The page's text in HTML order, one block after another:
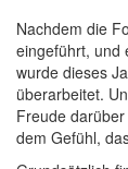
Nachdem die
eingeführt, und
wurde dieses
überarbeitet.
Freude
dem Gefühl,